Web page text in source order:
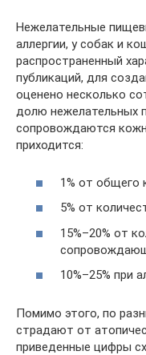
Нежелательные
аллергии, у собак и
распространенный
публикаций, для
оценено несколько
долю нежелательных
сопровождаются
приходится:
1% от общего
5% от
15%–20% от
10%–25% при
Помимо этого, по
страдают от
приведенные цифры